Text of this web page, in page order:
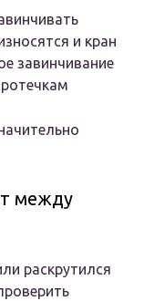
и кран
завинчивание
между
раскрутился